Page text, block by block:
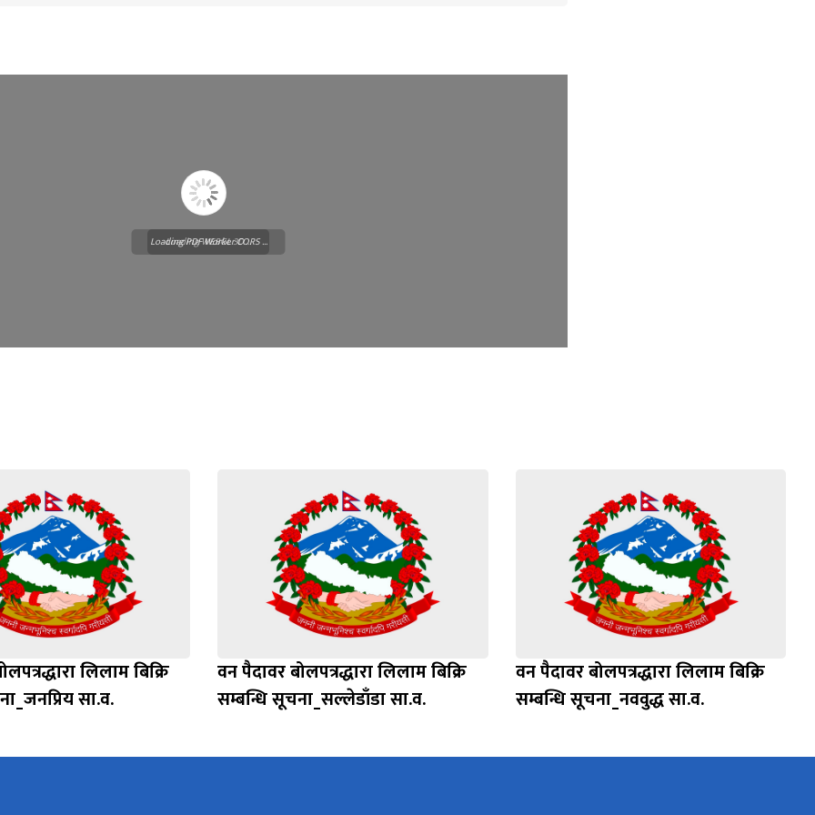
Loading WEBGL 3D ...
Loading PDF Worker CORS ...
लिलाम बिक्रि
सा.व.
वन पैदावर बोलपत्रद्धारा लिलाम बिक्रि
सम्बन्धि सूचना_सल्लेडाँडा सा.व.
वन पैदावर बोलपत्रद्धारा लिलाम बिक्रि
सम्बन्धि सूचना_नववुद्ध सा.व.